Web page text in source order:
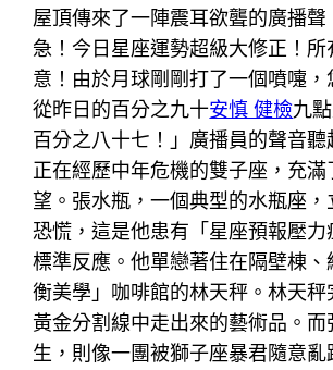
屋頂傳來了一陣震耳欲聾的廣播聲
急！今日星座運勢超級大修正！所
意！由於月球剛剛打了一個噴嚏，
從昨日的百分之九十安慎 健檢九
百分之八十七！」廣播員的聲音聽
正在經歷中年危機的雙子座，充
望。張水瓶，一個典型的水瓶座
恐慌，這是他患有「星座預報壓力
標準反應。他單戀著住在隔壁棟、
衡美學」咖啡館的林天秤。林天
黃金分割線中走出來的藝術品。而
生，則像一團被獅子座暴君隨意亂